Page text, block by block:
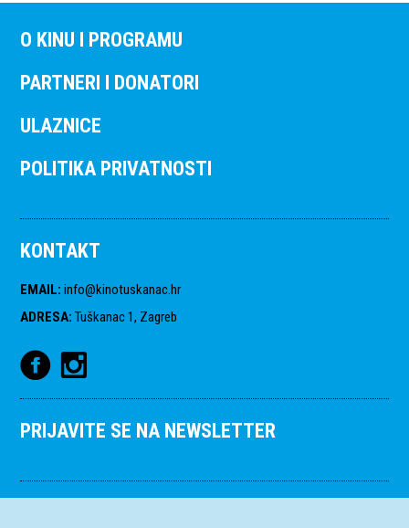
O KINU I PROGRAMU
PARTNERI I DONATORI
ULAZNICE
POLITIKA PRIVATNOSTI
KONTAKT
EMAIL: info@kinotuskanac.hr
ADRESA: Tuškanac 1, Zagreb
PRIJAVITE SE NA NEWSLETTER